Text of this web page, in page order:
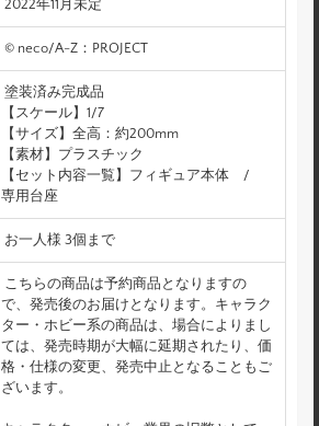
2022年11月未定
© neco/A-Z：PROJECT
塗装済み完成品
【スケール】1/7
【サイズ】全高：約200mm
【素材】プラスチック
【セット内容一覧】フィギュア本体 /
専用台座
お一人様 3個まで
こちらの商品は予約商品となりますの
で、発売後のお届けとなります。キャラク
ター・ホビー系の商品は、場合によりまし
ては、発売時期が大幅に延期されたり、価
格・仕様の変更、発売中止となることもご
ざいます。